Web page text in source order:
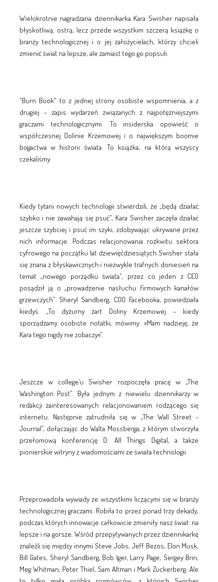
Wielokrotnie nagradzana dziennikarka Kara Swisher napisała
błyskotliwą, ostrą, lecz przede wszystkim szczerą książkę o
branży technologicznej i o jej założycielach, którzy chcieli
zmienić świat na lepsze, ale zamiast tego go popsuli.
"Burn Book" to z jednej strony osobiste wspomnienia, a z
drugiej – zapis wydarzeń związanych z najpotężniejszymi
graczami technologicznymi. To insiderska opowieść o
współczesnej Dolinie Krzemowej i o największym boomie
bogactwa w historii świata. To książka, na którą wszyscy
czekaliśmy.
Kiedy tytani nowych technologii stwierdzili, że „będą działać
szybko i nie zawahają się psuć”, Kara Swisher zaczęła działać
jeszcze szybciej i psuć im szyki, zdobywając ukrywane przez
nich informacje. Podczas relacjonowania rozkwitu sektora
cyfrowego na początku lat dziewięćdziesiątych Swisher stała
się znana z błyskawicznych i niezwykle trafnych doniesień na
temat „nowego porządku świata”, przez co jeden z CEO
posądził ją o „prowadzenie nasłuchu firmowych kanałów
grzewczych”. Sheryl Sandberg, COO Facebooka, powiedziała
kiedyś: „To dyżurny żart Doliny Krzemowej – kiedy
sporządzamy osobiste notatki, mówimy: »Mam nadzieję, że
Kara tego nigdy nie zobaczy«”.
Jeszcze w college’u Swisher rozpoczęła pracę w „The
Washington Post”. Była jednym z niewielu dziennikarzy w
redakcji zainteresowanych relacjonowaniem rodzącego się
internetu. Następnie zatrudniła się w „The Wall Street ­
Journal”, dołączając do Walta Mossberga, z którym stworzyła
przełomową konferencję D: All Things Digital, a także
pionierskie witryny z wiadomościami ze świata technologii.
Przeprowadziła wywiady ze wszystkimi liczącymi się w branży
technologicznej graczami. Robiła to przez ponad trzy dekady,
podczas których innowacje całkowicie zmieniły nasz świat: na
lepsze i na gorsze. Wśród przepytywanych przez dziennikarkę
znaleźli się między innymi Steve Jobs, Jeff Bezos, Elon Musk,
Bill Gates, Sheryl Sand­berg, Bob Iger, Larry Page, Sergey Brin,
Meg Whitman, Peter Thiel, Sam Altman i Mark Zuckerberg. Ale